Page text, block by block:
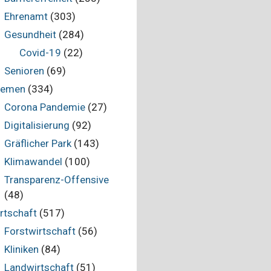
Ehrenamt(303)
Gesundheit(284)
Covid-19 (22)
Senioren (69)
(334)
Corona Pandemie(27)
Digitalisierung (92)
Gräflicher Park(143)
Klimawandel (100)
Transparenz-Offensive
(48)
(517)
Forstwirtschaft(56)
Kliniken (84)
Landwirtschaft(51)